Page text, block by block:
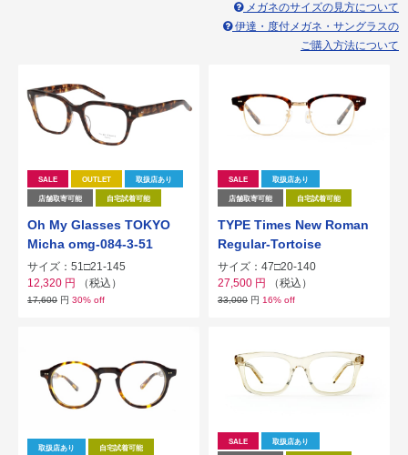
メガネのサイズの見方について
伊達・度付メガネ・サングラスの
ご購入方法について
SALE OUTLET 取扱店あり
店舗取寄可能 自宅試着可能
Oh My Glasses TOKYO
Micha omg-084-3-51
サイズ：51□21-145
12,320 円 （税込）
17,600 円 30% off
SALE 取扱店あり
店舗取寄可能 自宅試着可能
TYPE Times New Roman
Regular-Tortoise
サイズ：47□20-140
27,500 円 （税込）
33,000 円 16% off
取扱店あり 自宅試着可能
SALE 取扱店あり